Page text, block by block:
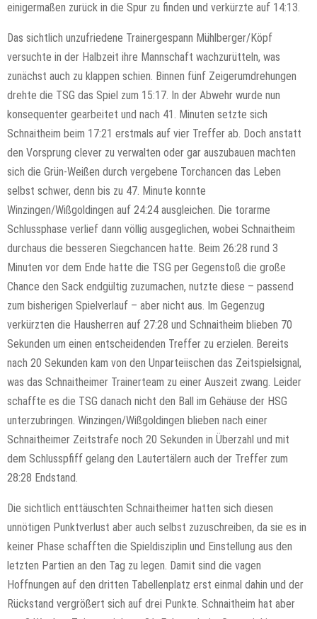
einigermaßen zurück in die Spur zu finden und verkürzte auf 14:13.
Das sichtlich unzufriedene Trainergespann Mühlberger/Köpf
versuchte in der Halbzeit ihre Mannschaft wachzurütteln, was
zunächst auch zu klappen schien. Binnen fünf Zeigerumdrehungen
drehte die TSG das Spiel zum 15:17. In der Abwehr wurde nun
konsequenter gearbeitet und nach 41. Minuten setzte sich
Schnaitheim beim 17:21 erstmals auf vier Treffer ab. Doch anstatt
den Vorsprung clever zu verwalten oder gar auszubauen machten
sich die Grün-Weißen durch vergebene Torchancen das Leben
selbst schwer, denn bis zu 47. Minute konnte
Winzingen/Wißgoldingen auf 24:24 ausgleichen. Die torarme
Schlussphase verlief dann völlig ausgeglichen, wobei Schnaitheim
durchaus die besseren Siegchancen hatte. Beim 26:28 rund 3
Minuten vor dem Ende hatte die TSG per Gegenstoß die große
Chance den Sack endgültig zuzumachen, nutzte diese – passend
zum bisherigen Spielverlauf – aber nicht aus. Im Gegenzug
verkürzten die Hausherren auf 27:28 und Schnaitheim blieben 70
Sekunden um einen entscheidenden Treffer zu erzielen. Bereits
nach 20 Sekunden kam von den Unparteiischen das Zeitspielsignal,
was das Schnaitheimer Trainerteam zu einer Auszeit zwang. Leider
schaffte es die TSG danach nicht den Ball im Gehäuse der HSG
unterzubringen. Winzingen/Wißgoldingen blieben nach einer
Schnaitheimer Zeitstrafe noch 20 Sekunden in Überzahl und mit
dem Schlusspfiff gelang den Lautertälern auch der Treffer zum
28:28 Endstand.
Die sichtlich enttäuschten Schnaitheimer hatten sich diesen
unnötigen Punktverlust aber auch selbst zuzuschreiben, da sie es in
keiner Phase schafften die Spieldisziplin und Einstellung aus den
letzten Partien an den Tag zu legen. Damit sind die vagen
Hoffnungen auf den dritten Tabellenplatz erst einmal dahin und der
Rückstand vergrößert sich auf drei Punkte. Schnaitheim hat aber